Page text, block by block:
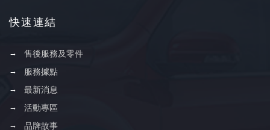
快速連結
售後服務及零件
服務據點
最新消息
活動專區
品牌故事